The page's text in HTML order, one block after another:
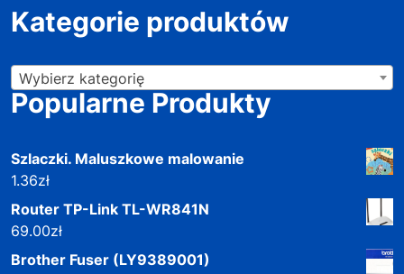
Kategorie produktów
Wybierz kategorię
Popularne Produkty
Szlaczki. Maluszkowe malowanie
1.36zł
Router TP-Link TL-WR841N
69.00zł
Brother Fuser (LY9389001)